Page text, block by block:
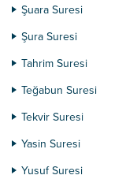
Şuara Suresi
Şura Suresi
Tahrim Suresi
Teğabun Suresi
Tekvir Suresi
Yasin Suresi
Yusuf Suresi